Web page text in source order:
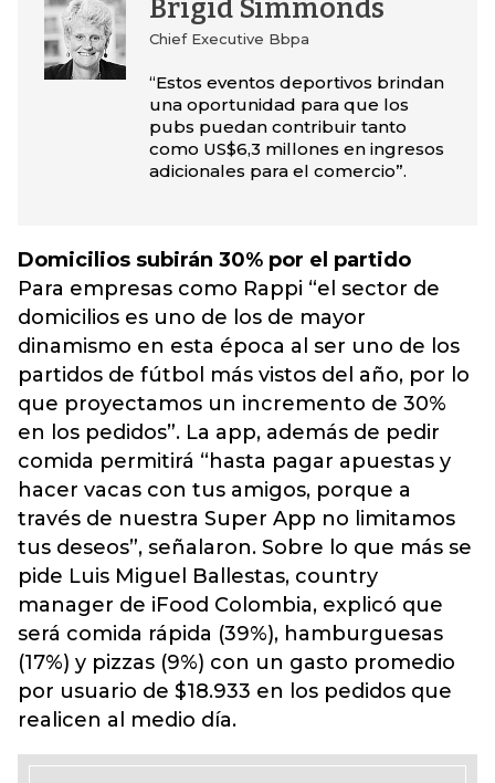
Brigid Simmonds
Chief Executive Bbpa
“Estos eventos deportivos brindan
una oportunidad para que los
pubs puedan contribuir tanto
como US$6,3 millones en ingresos
adicionales para el comercio”.
Domicilios subirán 30% por el partido
Para empresas como Rappi “el sector de
domicilios es uno de los de mayor
dinamismo en esta época al ser uno de los
partidos de fútbol más vistos del año, por lo
que proyectamos un incremento de 30%
en los pedidos”. La app, además de pedir
comida permitirá “hasta pagar apuestas y
hacer vacas con tus amigos, porque a
través de nuestra Super App no limitamos
tus deseos”, señalaron. Sobre lo que más se
pide Luis Miguel Ballestas, country
manager de iFood Colombia, explicó que
será comida rápida (39%), hamburguesas
(17%) y pizzas (9%) con un gasto promedio
por usuario de $18.933 en los pedidos que
realicen al medio día.